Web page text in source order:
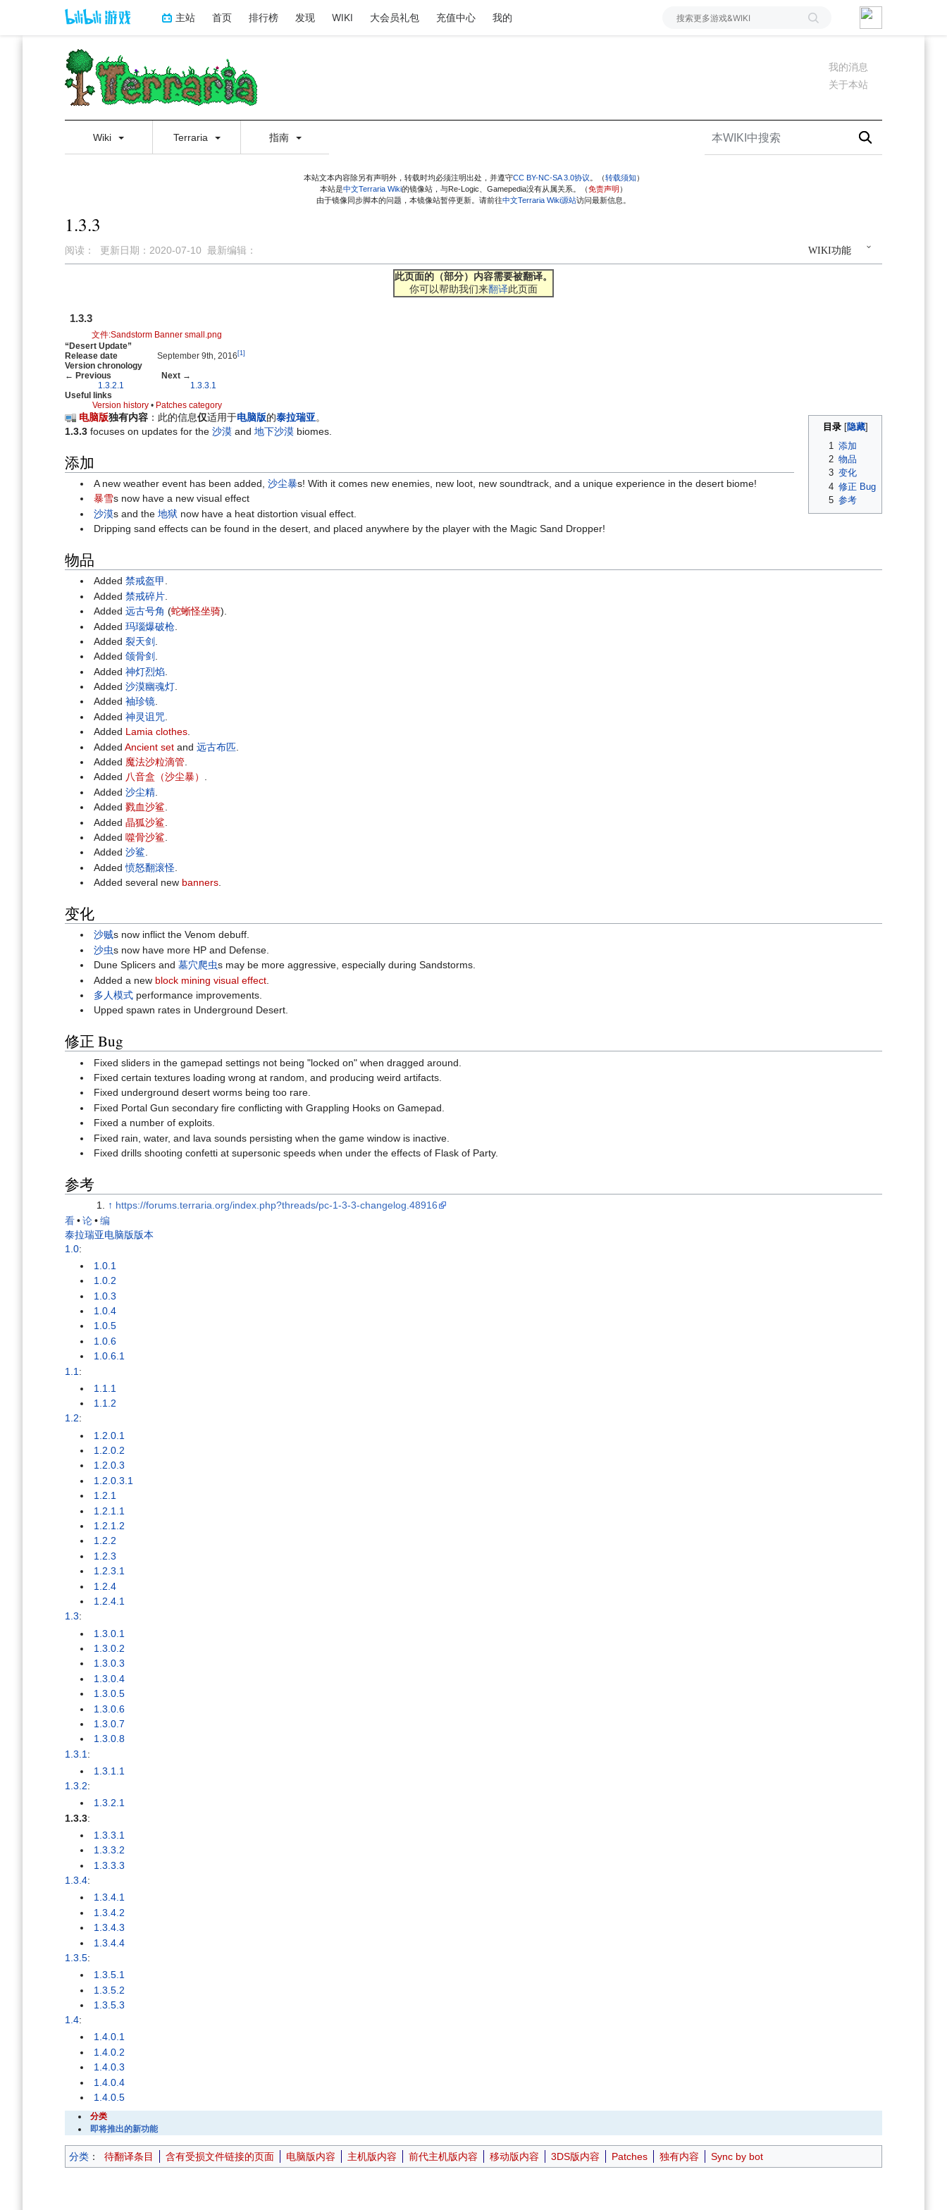
主站 首页 排行榜 发现 WIKI 大会员礼包 充值中心 我的
我的消息
关于本站
Wiki Terraria 指南
本站文本内容除另有声明外，转载时均必须注明出处，并遵守CC BY-NC-SA 3.0协议 。（转载须知 ）
本站是中文Terraria Wiki的镜像站，与Re-Logic、Gamepedia没有从属关系。（免责声明 ）
由于镜像同步脚本的问题，本镜像站暂停更新。请前往中文Terraria Wiki源站访问最新信息。
1.3.3
WIKI功能
阅读： 更新日期： 2020-07-10 最新编辑：
航
索
此页面的（部分）内容需要被翻译。
你可以帮助我们来翻译此页面
1.3.3
文件:Sandstorm Banner small.png
“Desert Update”
Release date
September 9th, 2016 [1]
Version chronology
← Previous
Next →
1.3.2.1
1.3.3.1
Useful links
Version history• Patches category
目录
1
添加
2 物品
3 变化
4 修正 Bug
5 参考
电脑版独有内容 ：此的信息仅适用于电脑版的泰拉瑞亚。
1.3.3 focuses on updates for the 沙漠 and 地下沙漠 biomes.
添加
A new weather event has been added,沙尘暴s! With it comes new enemies, new loot, new soundtrack, and a unique experience in the desert biome!
暴雪s now have a new visual effect
沙漠s and the地狱 now have a heat distortion visual effect.
Dripping sand effects can be found in the desert, and placed anywhere by the player with the Magic Sand Dropper!
物品
Added禁戒盔甲.
Added禁戒碎片
Added远古号角 (蛇蜥怪坐骑).
Added玛瑙爆破枪
Added裂天剑
Added颌骨剑 .
Added神灯烈焰
Added沙漠幽魂灯
Added袖珍镜.
Added神灵诅咒
Added Lamia clothes.
AddedAncient set and远古布匹
Added 魔法沙粒滴管
Added 八音盒（沙尘暴） .
Added沙尘精
Added戮血沙鲨.
Added晶狐沙鲨
Added噬骨沙鲨
Added沙鲨.
Added愤怒翻滚怪
Added several new banners
变化
沙贼s now inflict the Venom debuff.
沙虫s now have more HP and Defense.
Dune Splicers and墓穴爬虫s may be more aggressive, especially during Sandstorms.
Added a new block mining visual effect
多人模式 performance improvements.
Upped spawn rates in Underground Desert.
修正 Bug
Fixed sliders in the gamepad settings not being "locked on" when dragged around.
Fixed certain textures loading wrong at random, and producing weird artifacts.
Fixed underground desert worms being too rare.
Fixed Portal Gun secondary fire conflicting with Grappling Hooks on Gamepad.
Fixed a number of exploits.
Fixed rain, water, and lava sounds persisting when the game window is inactive.
Fixed drills shooting confetti at supersonic speeds when under the effects of Flask of Party.
参考
↑ https://forums.terraria.org/index.php?threads/pc-1-3-3-changelog.48916
看•论•编
泰拉瑞亚电脑版版本
1.0:
1.0.1
1.0.2
1.0.3
1.0.4
1.0.5
1.0.6
1.0.6.1
1.1 :
1.1.1
1.1.2
1.2:
1.2.0.1
1.2.0.2
1.2.0.3
1.2.0.3.1
1.2.1
1.2.1.1
1.2.1.2
1.2.2
1.2.3
1.2.3.1
1.2.4
1.2.4.1
1.3:
1.3.0.1
1.3.0.2
1.3.0.3
1.3.0.4
1.3.0.5
1.3.0.6
1.3.0.7
1.3.0.8
1.3.1 :
1.3.1.1
1.3.2:
1.3.2.1
1.3.3:
1.3.3.1
1.3.3.2
1.3.3.3
1.3.4:
1.3.4.1
1.3.4.2
1.3.4.3
1.3.4.4
1.3.5:
1.3.5.1
1.3.5.2
1.3.5.3
1.4:
1.4.0.1
1.4.0.2
1.4.0.3
1.4.0.4
1.4.0.5
分类
即将推出的新功能
分类 ： 待翻译条目 含有受损文件链接的页面 电脑版内容 主机版内容 前代主机版内容 移动版内容 3DS版内容 Patches 独有内容 Sync by bot